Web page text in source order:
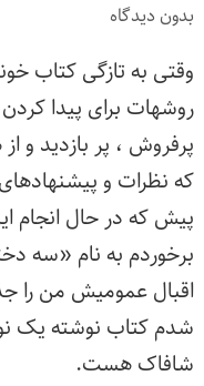
بدون دیدگاه
وقتی به تازگی کتاب
روشهات برای پیدا
پرفروش ،‌ پر بازدید و
که نظرات و
پیش که در حال انجام
برخوردم به نام «سه
اقبال عمومیش من را
شدم کتاب نوشته یک
شافاک هست.